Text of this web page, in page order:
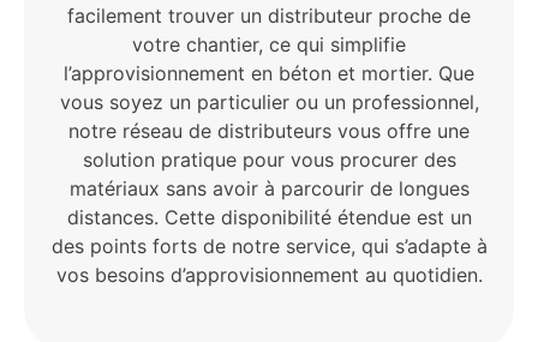
facilement trouver un distributeur proche de
votre chantier, ce qui simplifie
l’approvisionnement en béton et mortier. Que
vous soyez un particulier ou un professionnel,
notre réseau de distributeurs vous offre une
solution pratique pour vous procurer des
matériaux sans avoir à parcourir de longues
distances. Cette disponibilité étendue est un
des points forts de notre service, qui s’adapte à
vos besoins d’approvisionnement au quotidien.